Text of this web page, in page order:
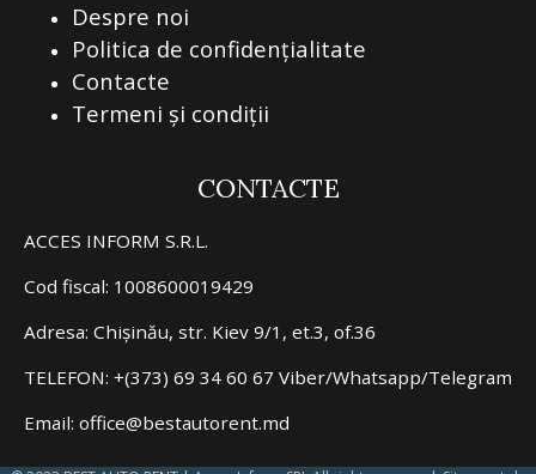
Despre noi
Politica de confidențialitate
Contacte
Termeni și condiții
CONTACTE
ACCES INFORM S.R.L.
Cod fiscal: 1008600019429
Adresa: Chișinău, str. Kiev 9/1, et.3, of.36
TELEFON: +(373) 69 34 60 67 Viber/Whatsapp/Telegram
Email: office@bestautorent.md